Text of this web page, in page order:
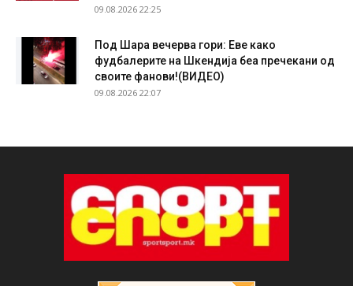
09.08.2026 22:25
Под Шара вечерва гори: Еве како
фудбалерите на Шкендија беа пречекани од
своите фанови!(ВИДЕО)
09.08.2026 22:07